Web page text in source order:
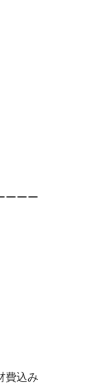
ーーー
費込み